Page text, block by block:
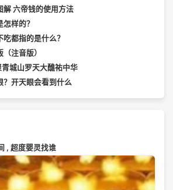
解 六帝钱的使用方法
样的？
都指的是什么？
注音版）
城山罗天大醮祐中华
？开天眼会看到什么
, 超度婴灵找谁